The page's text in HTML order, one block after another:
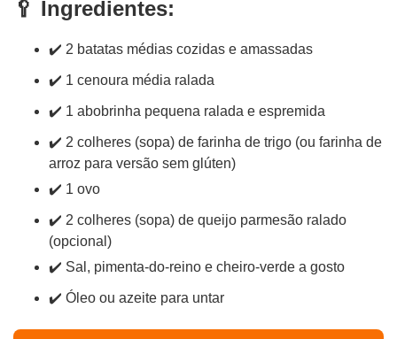
🥄 Ingredientes:
✔️ 2 batatas médias cozidas e amassadas
✔️ 1 cenoura média ralada
✔️ 1 abobrinha pequena ralada e espremida
✔️ 2 colheres (sopa) de farinha de trigo (ou farinha de
arroz para versão sem glúten)
✔️ 1 ovo
✔️ 2 colheres (sopa) de queijo parmesão ralado
(opcional)
✔️ Sal, pimenta-do-reino e cheiro-verde a gosto
✔️ Óleo ou azeite para untar